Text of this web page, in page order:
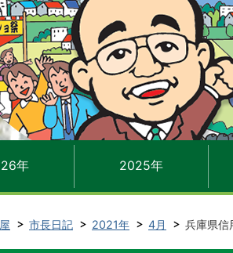
年 2025年
市長日記 2021年 4月 兵庫県信